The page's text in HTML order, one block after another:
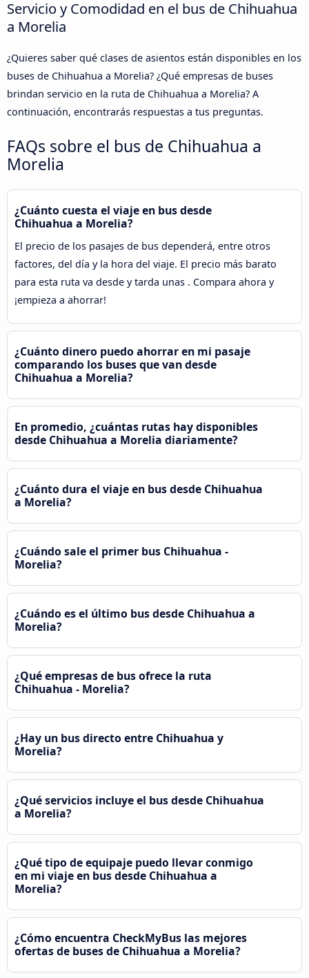
Servicio y Comodidad en el bus de Chihuahua
a Morelia
¿Quieres saber qué clases de asientos están disponibles en los
buses de Chihuahua a Morelia? ¿Qué empresas de buses
brindan servicio en la ruta de Chihuahua a Morelia? A
continuación, encontrarás respuestas a tus preguntas.
FAQs sobre el bus de Chihuahua a
Morelia
¿Cuánto cuesta el viaje en bus desde
Chihuahua a Morelia?
El precio de los pasajes de bus dependerá, entre otros
factores, del día y la hora del viaje. El precio más barato
para esta ruta va desde y tarda unas . Compara ahora y
¡empieza a ahorrar!
¿Cuánto dinero puedo ahorrar en mi pasaje
comparando los buses que van desde
Chihuahua a Morelia?
En promedio, ¿cuántas rutas hay disponibles
desde Chihuahua a Morelia diariamente?
¿Cuánto dura el viaje en bus desde Chihuahua
a Morelia?
¿Cuándo sale el primer bus Chihuahua -
Morelia?
¿Cuándo es el último bus desde Chihuahua a
Morelia?
¿Qué empresas de bus ofrece la ruta
Chihuahua - Morelia?
¿Hay un bus directo entre Chihuahua y
Morelia?
¿Qué servicios incluye el bus desde Chihuahua
a Morelia?
¿Qué tipo de equipaje puedo llevar conmigo
en mi viaje en bus desde Chihuahua a
Morelia?
¿Cómo encuentra CheckMyBus las mejores
ofertas de buses de Chihuahua a Morelia?